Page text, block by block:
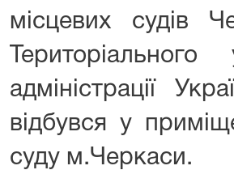
місцевих судів
адміністрації
відбувся у
суду м.Черкаси.